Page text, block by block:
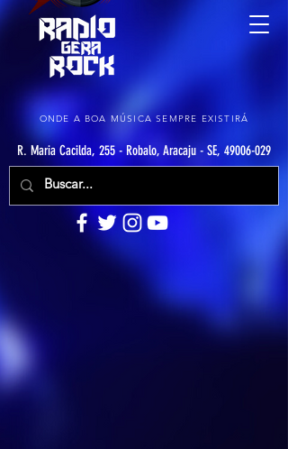
ONDE A BOA MÚSICA SEMPRE EXISTIRÁ
R. Maria Cacilda, 255 - Robalo, Aracaju - SE, 49006-029